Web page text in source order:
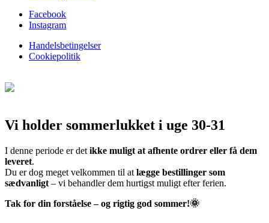
Facebook
Instagram
Handelsbetingelser
Cookiepolitik
Vi holder sommerlukket i uge 30-31
I denne periode er det ikke muligt at afhente ordrer eller få dem
leveret.
Du er dog meget velkommen til at lægge bestillinger som
sædvanligt – vi behandler dem hurtigst muligt efter ferien.
Tak for din forståelse – og rigtig god sommer!🌞